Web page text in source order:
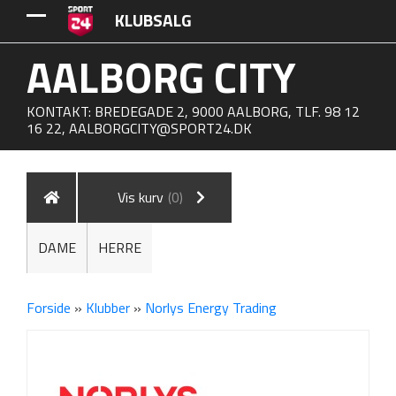
KLUBSALG
AALBORG CITY
KONTAKT: BREDEGADE 2, 9000 AALBORG, TLF. 98 12
16 22, AALBORGCITY@SPORT24.DK
Vis kurv (0)
DAME HERRE
Forside » Klubber » Norlys Energy Trading